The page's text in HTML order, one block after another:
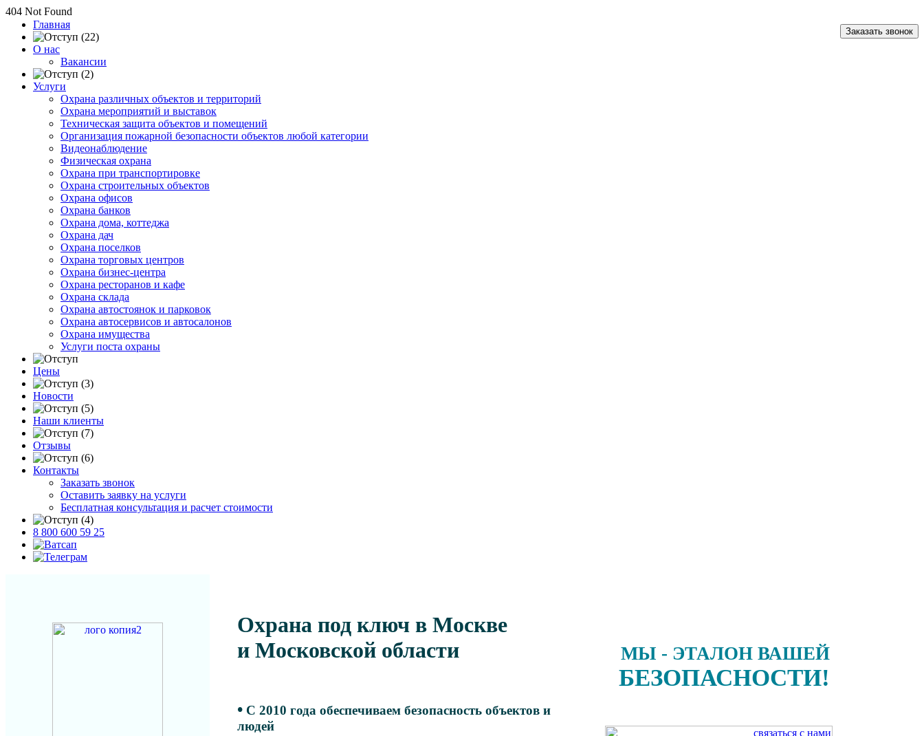
404 Not Found
Заказать звонок
Главная
О нас
Вакансии
Услуги
Охрана различных объектов и территорий
Охрана мероприятий и выставок
Техническая защита объектов и помещений
Организация пожарной безопасности объектов любой категории
Видеонаблюдение
Физическая охрана
Охрана при транспортировке
Охрана строительных объектов
Охрана офисов
Охрана банков
Охрана дома, коттеджа
Охрана дач
Охрана поселков
Охрана торговых центров
Охрана бизнес-центра
Охрана ресторанов и кафе
Охрана склада
Охрана автостоянок и парковок
Охрана автосервисов и автосалонов
Охрана имущества
Услуги поста охраны
Цены
Новости
Наши клиенты
Отзывы
Контакты
Заказать звонок
Оставить заявку на услуги
Бесплатная консультация и расчет стоимости
8 800 600 59 25
Охрана под ключ в Москве
и Московской области
• С 2010 года обеспечиваем безопасность объектов и
людей
МЫ - ЭТАЛОН ВАШЕЙ
БЕЗОПАСНОСТИ!